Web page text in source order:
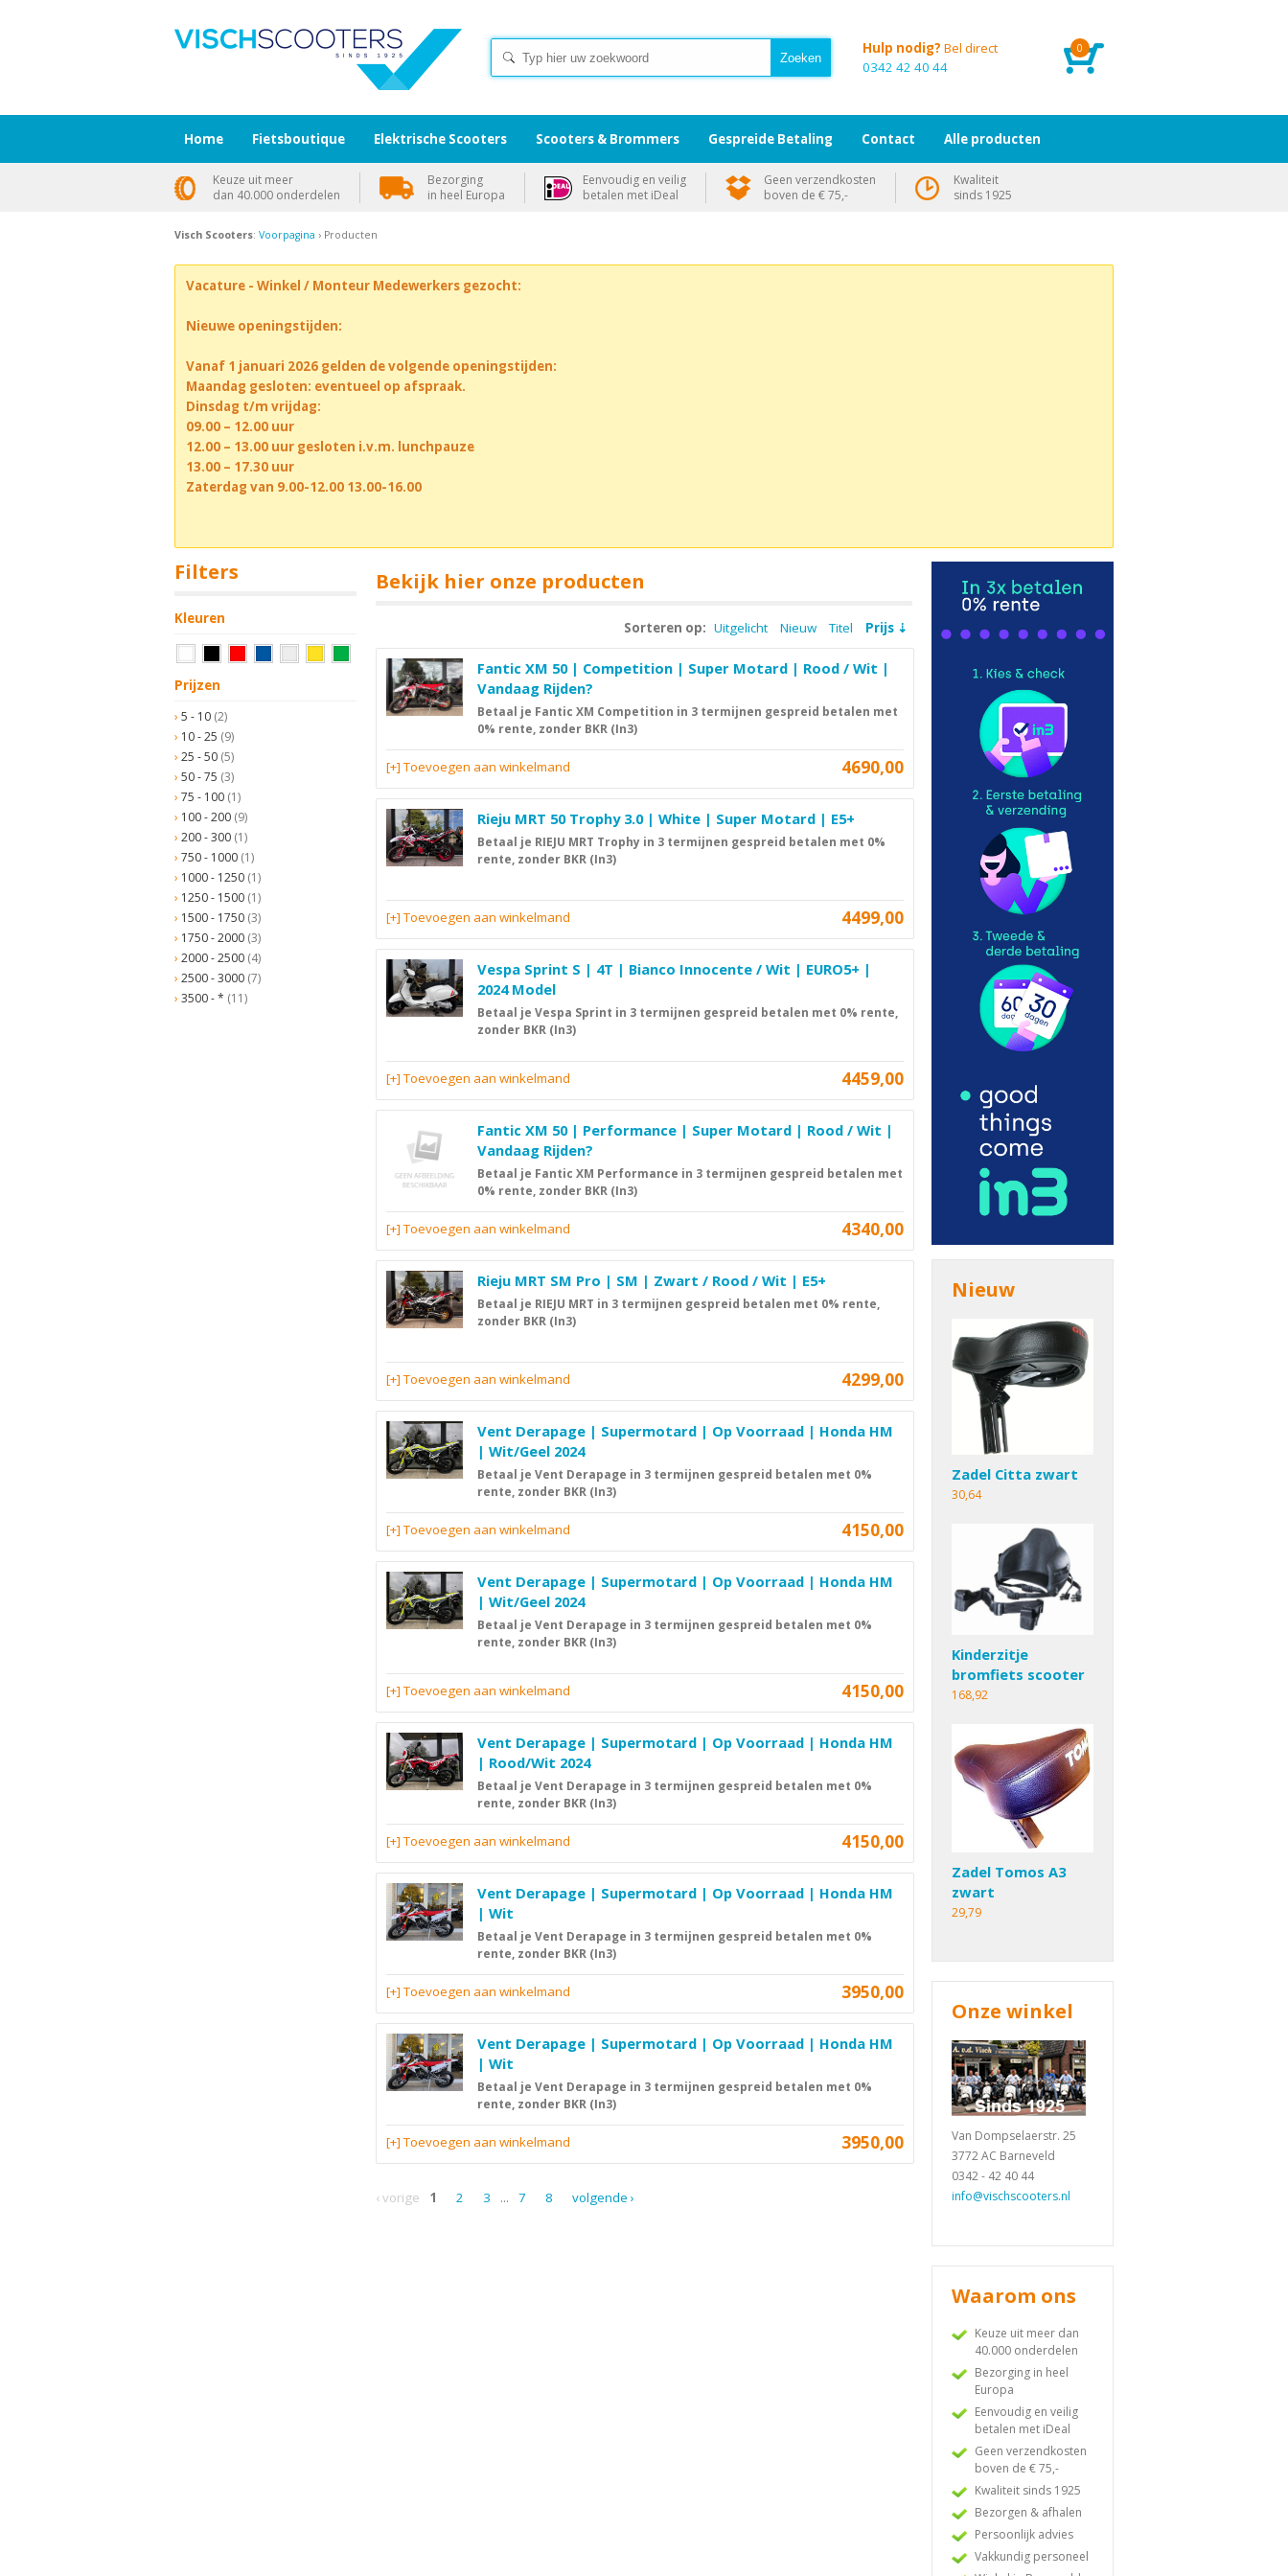
0
Hulp nodig? Bel direct
0342 42 40 44
Visch Scooters: Voorpagina › Producten
Vacature - Winkel / Monteur Medewerkers gezocht:
Nieuwe openingstijden:
Vanaf 1 januari 2026 gelden de volgende openingstijden:
Maandag gesloten: eventueel op afspraak.
Dinsdag t/m vrijdag:
09.00 – 12.00 uur
12.00 – 13.00 uur gesloten i.v.m. lunchpauze
13.00 – 17.30 uur
Zaterdag van 9.00-12.00 13.00-16.00
Filters
Kleuren
Prijzen
5 - 10 (2)
10 - 25 (9)
25 - 50 (5)
50 - 75 (3)
75 - 100 (1)
100 - 200 (9)
200 - 300 (1)
750 - 1000 (1)
1000 - 1250 (1)
1250 - 1500 (1)
1500 - 1750 (3)
1750 - 2000 (3)
2000 - 2500 (4)
2500 - 3000 (7)
3500 - * (11)
Bekijk hier onze producten
Sorteren op: Uitgelicht Nieuw Titel Prijs
Fantic XM 50 | Competition | Super Motard | Rood / Wit |
Vandaag Rijden?
Betaal je Fantic XM Competition in 3 termijnen gespreid betalen met
0% rente, zonder BKR (In3)
4690,00
[+] Toevoegen aan winkelmand
Rieju MRT 50 Trophy 3.0 | White | Super Motard | E5+
Betaal je RIEJU MRT Trophy in 3 termijnen gespreid betalen met 0%
rente, zonder BKR (In3)
4499,00
[+] Toevoegen aan winkelmand
Vespa Sprint S | 4T | Bianco Innocente / Wit | EURO5+ |
2024 Model
Betaal je Vespa Sprint in 3 termijnen gespreid betalen met 0% rente,
zonder BKR (In3)
4459,00
[+] Toevoegen aan winkelmand
Fantic XM 50 | Performance | Super Motard | Rood / Wit |
Vandaag Rijden?
Betaal je Fantic XM Performance in 3 termijnen gespreid betalen met
0% rente, zonder BKR (In3)
4340,00
[+] Toevoegen aan winkelmand
Rieju MRT SM Pro | SM | Zwart / Rood / Wit | E5+
Betaal je RIEJU MRT in 3 termijnen gespreid betalen met 0% rente,
zonder BKR (In3)
4299,00
[+] Toevoegen aan winkelmand
Vent Derapage | Supermotard | Op Voorraad | Honda HM
| Wit/Geel 2024
Betaal je Vent Derapage in 3 termijnen gespreid betalen met 0%
rente, zonder BKR (In3)
4150,00
[+] Toevoegen aan winkelmand
Vent Derapage | Supermotard | Op Voorraad | Honda HM
| Wit/Geel 2024
Betaal je Vent Derapage in 3 termijnen gespreid betalen met 0%
rente, zonder BKR (In3)
4150,00
[+] Toevoegen aan winkelmand
Vent Derapage | Supermotard | Op Voorraad | Honda HM
| Rood/Wit 2024
Betaal je Vent Derapage in 3 termijnen gespreid betalen met 0%
rente, zonder BKR (In3)
4150,00
[+] Toevoegen aan winkelmand
Vent Derapage | Supermotard | Op Voorraad | Honda HM
| Wit
Betaal je Vent Derapage in 3 termijnen gespreid betalen met 0%
rente, zonder BKR (In3)
3950,00
[+] Toevoegen aan winkelmand
Vent Derapage | Supermotard | Op Voorraad | Honda HM
| Wit
Betaal je Vent Derapage in 3 termijnen gespreid betalen met 0%
rente, zonder BKR (In3)
3950,00
[+] Toevoegen aan winkelmand
‹ vorige 1 2 3 ... 7 8 volgende ›
Nieuw
Zadel Citta zwart
30,64
Kinderzitje
bromfiets scooter
168,92
Zadel Tomos A3
zwart
29,79
Onze winkel
Van Dompselaerstr. 25
3772 AC Barneveld
0342 - 42 40 44
info@vischscooters.nl
Waarom ons
Keuze uit meer dan
40.000 onderdelen
Bezorging in heel
Europa
Eenvoudig en veilig
betalen met iDeal
Geen verzendkosten
boven de € 75,-
Kwaliteit sinds 1925
Bezorgen & afhalen
Persoonlijk advies
Vakkundig personeel
Home Fietsboutique Elektrische Scooters Scooters & Brommers Gespreide Betaling Contact Alle producten
Keuze uit meer
dan 40.000 onderdelen
Bezorging
in heel Europa
Eenvoudig en veilig
betalen met iDeal
Geen verzendkosten
boven de € 75,-
Kwaliteit
sinds 1925